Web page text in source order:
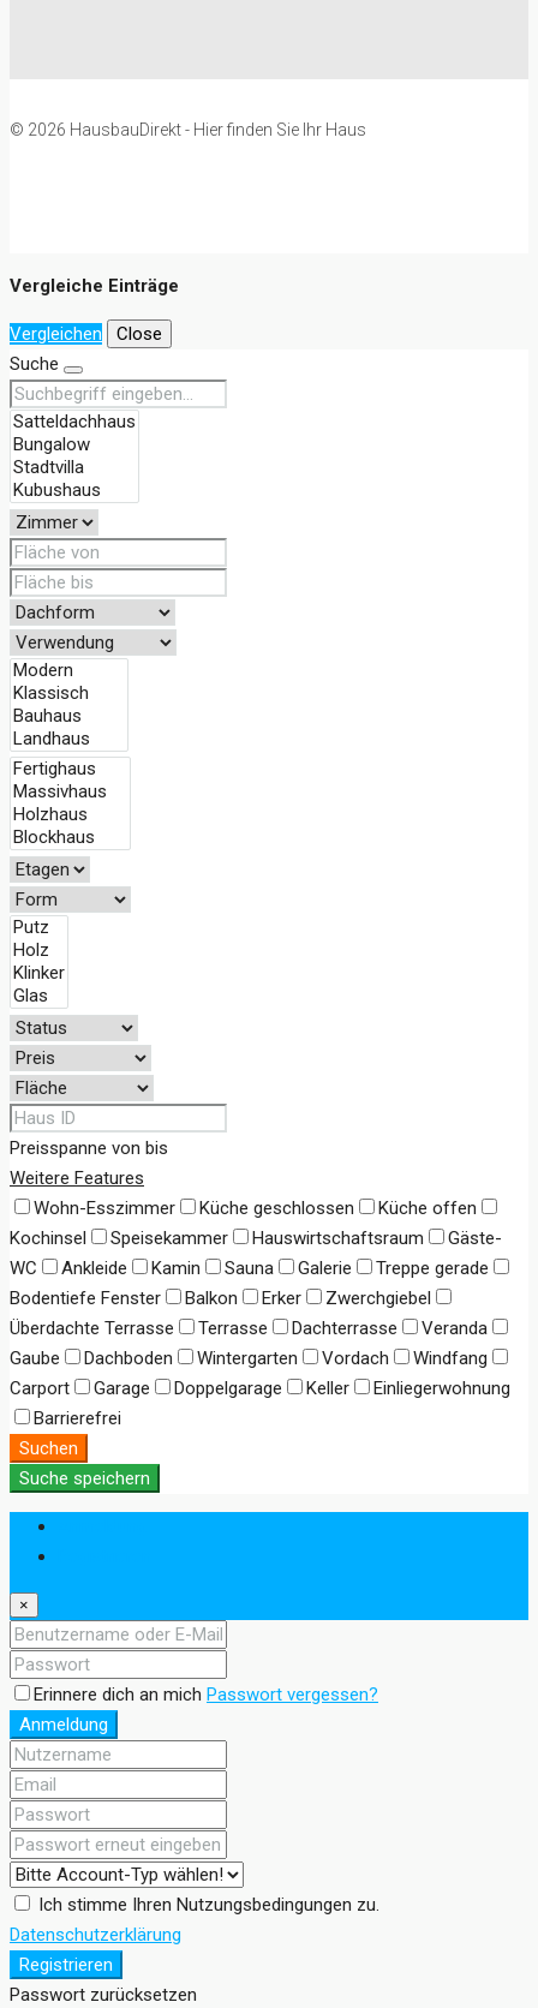
© 2026 HausbauDirekt - Hier finden Sie Ihr Haus
Vergleiche Einträge
Vergleichen
Close
Suche
Preisspanne von bis
Weitere Features
Wohn-Esszimmer
Küche geschlossen
Küche offen
Kochinsel
Speisekammer Hauswirtschaftsraum
Gäste-
WC
Ankleide Kamin Sauna Galerie
Treppe gerade
Bodentiefe Fenster
Balkon Erker
Zwerchgiebel
Überdachte Terrasse
Terrasse Dachterrasse
Veranda
Gaube
Dachboden Wintergarten Vordach
Windfang
Carport
Garage Doppelgarage Keller
Einliegerwohnung
Barrierefrei
Suchen
Suche speichern
×
Erinnere dich an mich Passwort vergessen?
Anmeldung
Ich stimme Ihren Nutzungsbedingungen zu.
Datenschutzerklärung
Registrieren
Passwort zurücksetzen